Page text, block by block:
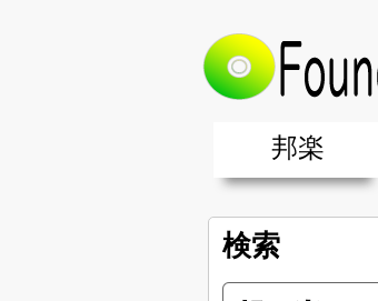
邦楽
邦楽ポップス(J-
邦楽ロック(J-
K-POP
アニソン/ボカロ
アイドル
ヴィジュアル系
邦楽男性アーテ
邦楽女性アーテ
男女グループ・デ
2019年・2018年
検索